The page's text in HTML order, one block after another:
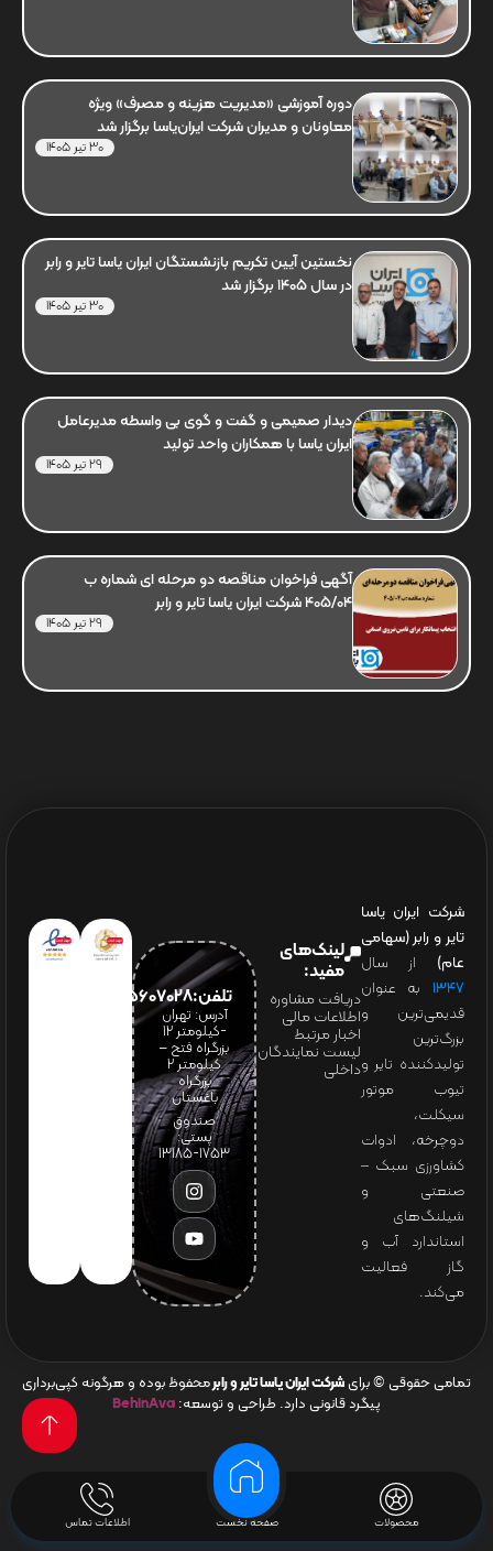
محصولات صفحه نخست اطلاعات تماس
دوره آموزشی «مدیریت هزینه و مصرف» ویژه
معاونان و مدیران شرکت ایران‌یاسا برگزار شد
30 تیر 1405
نخستین آیین تکریم بازنشستگان ایران یاسا تایر و رابر
در سال 1405 برگزار شد
30 تیر 1405
دیدار صمیمی و گفت و گوی بی واسطه مدیرعامل
ایران یاسا با همکاران واحد تولید
29 تیر 1405
آگهی فراخوان مناقصه دو مرحله ای شماره ب
405/04 شرکت ایران یاسا تایر و رابر
29 تیر 1405
شرکت ایران یاسا
تایر و رابر (سهامی
عام) از سال
۱۳۴۷ به عنوان
قدیمی‌ترین و
بزرگ‌ترین
تولیدکننده تایر و
تیوب موتور
سیکلت،
دوچرخه، ادوات
کشاورزی سبک –
صنعتی و
شیلنگ‌های
استاندارد آب و
گاز فعالیت
می‌کند.
لینک‌های
مفید:
دریافت مشاوره
اطلاعات مالی
اخبار مرتبط
لیست نمایندگان
داخلی
تلفن:65607028(021)
آدرس: تهران
-کیلومتر 12
بزرگراه فتح –
کیلومتر ۲
بزرگراه
باغستان
صندوق
پستی:
1753-13185
تمامی حقوقی © برای شرکت ایران یاسا تایر و رابرمحفوظ بوده و هرگونه کپی‌برداری
پیگرد قانونی دارد. طراحی و توسعه: BehinAva